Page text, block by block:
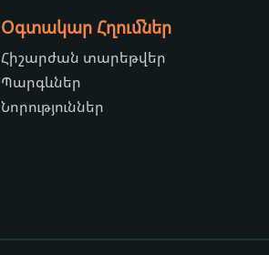
Օգտակար Հղումներ
Հիշարժան տարեթվեր
Պարգևներ
Նորություններ